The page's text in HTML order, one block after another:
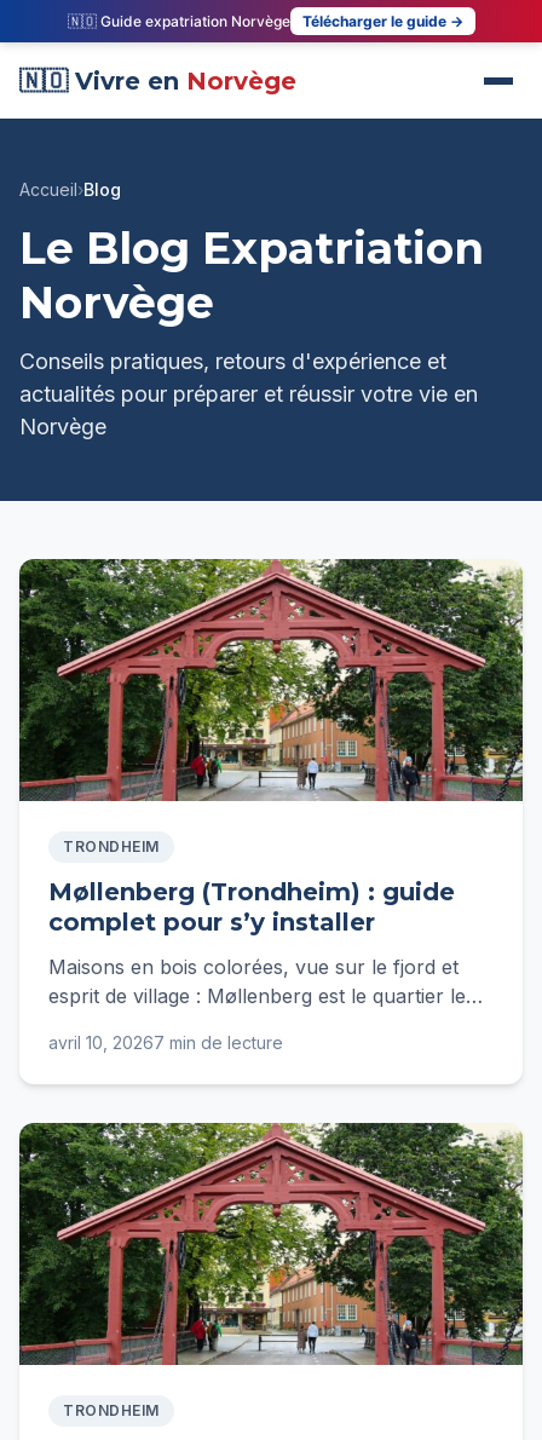
🇳🇴 Guide expatriation Norvège Télécharger le guide →
🇳🇴 Vivre en Norvège
Accueil›Blog
Le Blog Expatriation
Norvège
Conseils pratiques, retours d'expérience et
actualités pour préparer et réussir votre vie en
Norvège
TRONDHEIM
Møllenberg (Trondheim) : guide
complet pour s’y installer
Maisons en bois colorées, vue sur le fjord et
esprit de village : Møllenberg est le quartier le
s'y installer.
avril 10, 20267 min de lecture
TRONDHEIM